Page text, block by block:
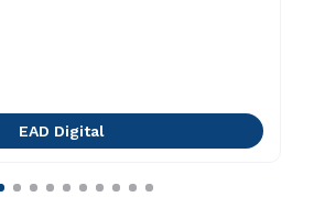
EAD Digital